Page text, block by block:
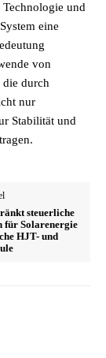
und
eine
von
die durch
nur
Stabilität und
steuerliche
für Solarenergie
HJT- und